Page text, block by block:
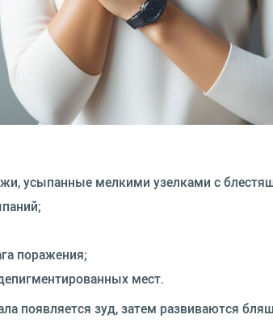
усыпанные мелкими узелками с
поражения;
мест.
появляется зуд, затем развиваются